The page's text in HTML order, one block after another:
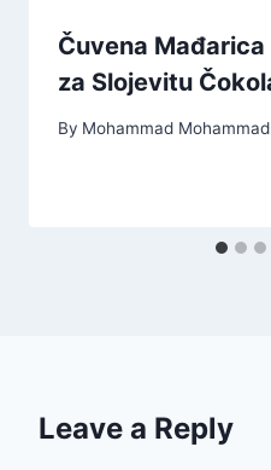
Čuvena
za Slojevitu
By Mohammad Mohammad
Leave a Reply